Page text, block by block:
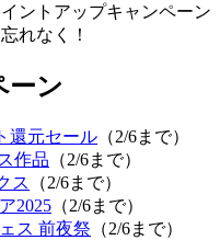
ントアップキャンペーン
れなく！
ーン
還元セール （2/6まで）
作品 （2/6まで）
ス
（2/6まで）
2025 （2/6まで）
ス 前夜祭 （2/6まで）